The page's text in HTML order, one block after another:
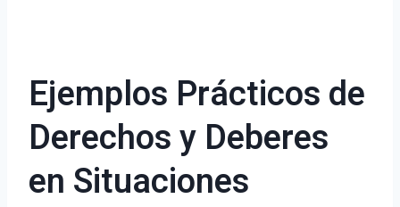
Ejemplos Prácticos de
Derechos y Deberes
en Situaciones